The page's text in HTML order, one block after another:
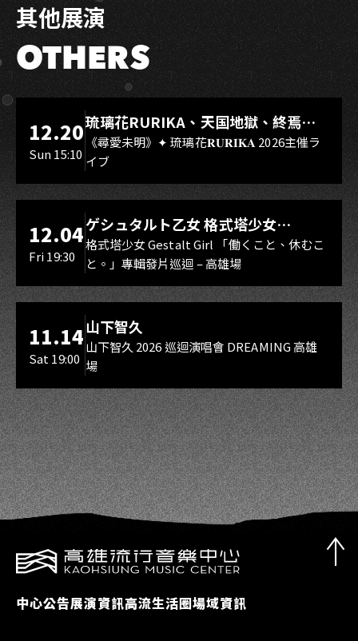
其他展演
OTHERS
LIVE WAREHOUSE 小庫
12.20
Sun 15:10
琉璃花RURIKA、天国地獄、終焉
Rebirth、DUALIA、無我夢中、花奏
スマイル（O.A.）
《尋愛未明》✦ 琉璃花𝐑𝐔𝐑𝐈𝐊𝐀 2026主催ラ
イブ
LIVE WAREHOUSE 小庫
12.04
Fri 19:30
ゲシュタルト乙女 格式塔少女
Gestalt Girl
格式塔少女 Gestalt Girl 「働くこと、休むこ
と。」專輯發片巡迴 – 高雄場
11.14
Sat 19:00
山下智久
山下智久 2026 巡迴演唱會 DREAMING 高雄
場
中心公告展演資訊高流生活圈場域資訊